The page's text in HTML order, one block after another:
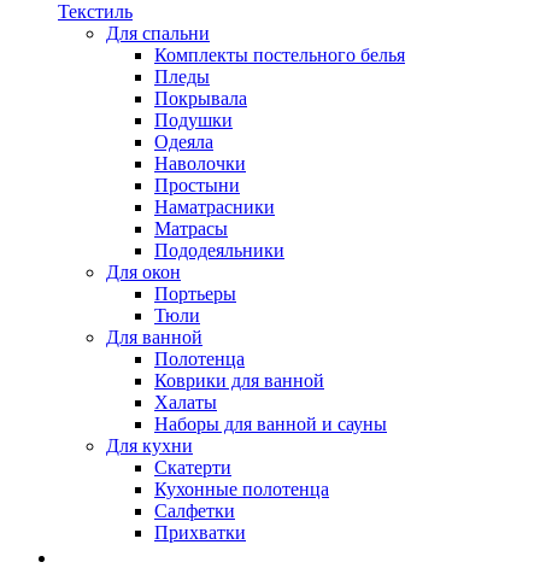
Текстиль
Для спальни
Комплекты постельного белья
Пледы
Покрывала
Подушки
Одеяла
Наволочки
Простыни
Наматрасники
Матрасы
Пододеяльники
Для окон
Портьеры
Тюли
Для ванной
Полотенца
Коврики для ванной
Халаты
Наборы для ванной и сауны
Для кухни
Скатерти
Кухонные полотенца
Салфетки
Прихватки